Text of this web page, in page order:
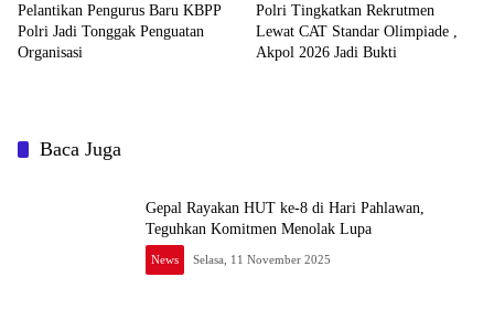
Pelantikan Pengurus Baru KBPP
Polri Jadi Tonggak Penguatan
Organisasi
Polri Tingkatkan Rekrutmen
Lewat CAT Standar Olimpiade ,
Akpol 2026 Jadi Bukti
Baca Juga
Gepal Rayakan HUT ke-8 di Hari Pahlawan,
Teguhkan Komitmen Menolak Lupa
News Selasa, 11 November 2025